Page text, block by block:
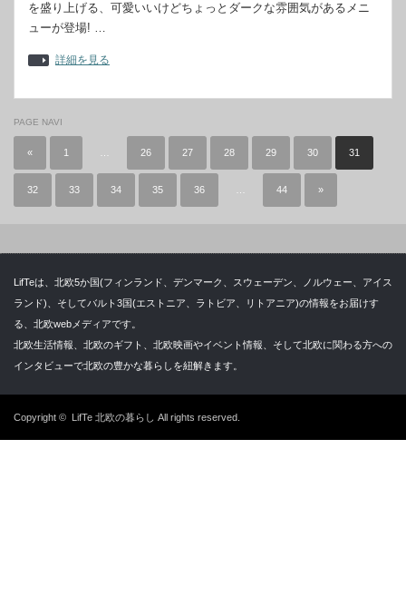
を盛り上げる、可愛いいけどちょっとダークな雰囲気があるメニ
ューが登場! …
詳細を見る
PAGE NAVI
« 1 26 27 28 29 30 31
32 33 34 35 36 44 »
LifTeは、北欧5か国(フィンランド、デンマーク、スウェーデン、ノルウェー、アイス
ランド)、そしてバルト3国(エストニア、ラトビア、リトアニア)の情報をお届けす
る、北欧webメディアです。
北欧生活情報、北欧のギフト、北欧映画やイベント情報、そして北欧に関わる方への
インタビューで北欧の豊かな暮らしを紐解きます。
Copyright © LifTe 北欧の暮らし All rights reserved.